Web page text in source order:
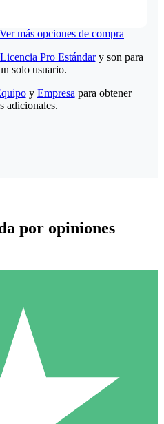
Ver más opciones de compra
Individuales
de descarga. Sin compromiso
Licencia Pro Estándary son para
solo usuario.
y Empresa para obtener
adicionales.
por opiniones